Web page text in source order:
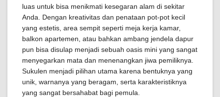
luas untuk bisa menikmati kesegaran alam di sekitar
Anda. Dengan kreativitas dan penataan pot-pot kecil
yang estetis, area sempit seperti meja kerja kamar,
balkon apartemen, atau bahkan ambang jendela dapur
pun bisa disulap menjadi sebuah oasis mini yang sangat
menyegarkan mata dan menenangkan jiwa pemiliknya.
Sukulen menjadi pilihan utama karena bentuknya yang
unik, warnanya yang beragam, serta karakteristiknya
yang sangat bersahabat bagi pemula.